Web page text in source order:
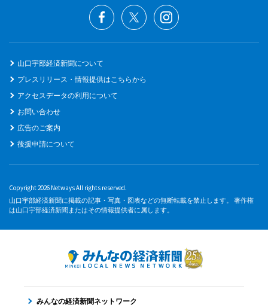
山口宇部経済新聞について
プレスリリース・情報提供はこちらから
アクセスデータの利用について
お問い合わせ
広告のご案内
後援申請について
Copyright 2026 Netways All rights reserved.
山口宇部経済新聞に掲載の記事・写真・図表などの無断転載を禁止します。 著作権
は山口宇部経済新聞またはその情報提供者に属します。
みんなの経済新聞ネットワーク